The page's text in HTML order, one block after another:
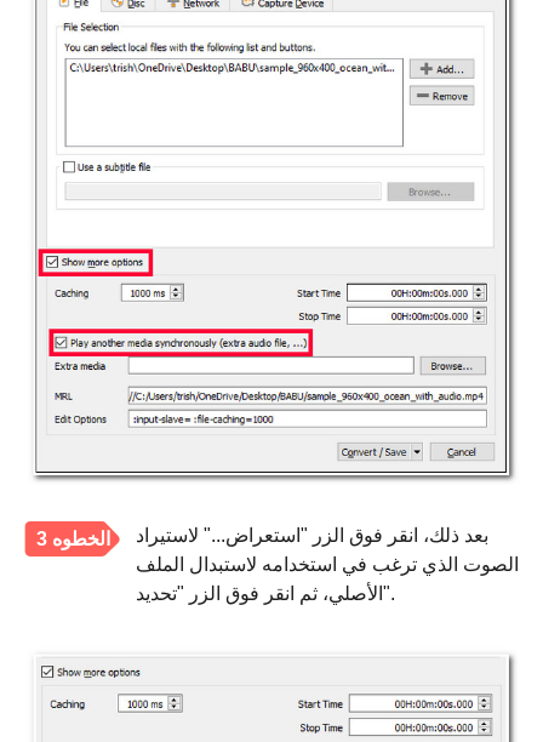
الخطوه 3
بعد ذلك، انقر فوق الزر "استعراض..." لاستيراد
الصوت الذي ترغب في استخدامه لاستبدال الملف
الأصلي، ثم انقر فوق الزر "تحديد".